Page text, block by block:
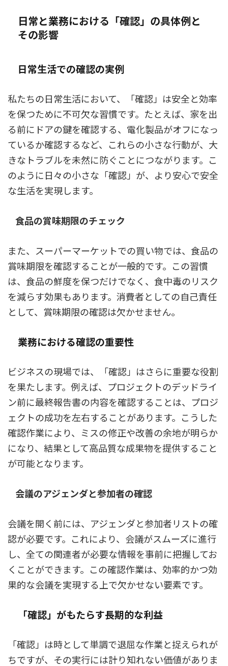
日常と業務における「確認」の具体例と
その影響
日常生活での確認の実例
私たちの日常生活において、「確認」は安全と効率
を保つために不可欠な習慣です。たとえば、家を出
る前にドアの鍵を確認する、電化製品がオフになっ
ているか確認するなど、これらの小さな行動が、大
きなトラブルを未然に防ぐことにつながります。こ
のように日々の小さな「確認」が、より安心で安全
な生活を実現します。
食品の賞味期限のチェック
また、スーパーマーケットでの買い物では、食品の
賞味期限を確認することが一般的です。この習慣
は、食品の鮮度を保つだけでなく、食中毒のリスク
を減らす効果もあります。消費者としての自己責任
として、賞味期限の確認は欠かせません。
業務における確認の重要性
ビジネスの現場では、「確認」はさらに重要な役割
を果たします。例えば、プロジェクトのデッドライ
ン前に最終報告書の内容を確認することは、プロジ
ェクトの成功を左右することがあります。こうした
確認作業により、ミスの修正や改善の余地が明らか
になり、結果として高品質な成果物を提供すること
が可能となります。
会議のアジェンダと参加者の確認
会議を開く前には、アジェンダと参加者リストの確
認が必要です。これにより、会議がスムーズに進行
し、全ての関連者が必要な情報を事前に把握してお
くことができます。この確認作業は、効率的かつ効
果的な会議を実現する上で欠かせない要素です。
「確認」がもたらす長期的な利益
「確認」は時として単調で退屈な作業と捉えられが
ちですが、その実行には計り知れない価値がありま